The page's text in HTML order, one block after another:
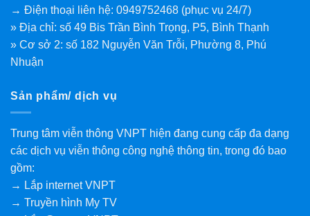
→ Điện thoại liên hệ: 0949752468 (phục vụ 24/7)
» Địa chỉ: số 49 Bis Trần Bình Trọng, P5, Bình Thạnh
» Cơ sở 2: số 182 Nguyễn Văn Trỗi, Phường 8, Phú
Nhuận
Sản phẩm/ dịch vụ
Trung tâm viễn thông VNPT hiện đang cung cấp đa dạng
các dịch vụ viễn thông công nghệ thông tin, trong đó bao
gồm:
→ Lắp internet VNPT
→ Truyền hình My TV